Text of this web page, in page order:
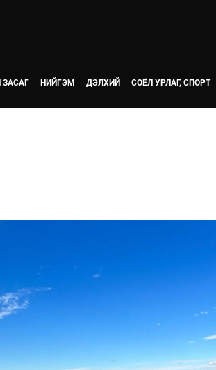
ЗАСАГ НИЙГЭМ ДЭЛХИЙ СОЁЛ УРЛАГ, СПОРТ